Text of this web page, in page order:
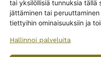
tai yksilöllisiä tunnuksia tällä
jättäminen tai
tiettyihin ominaisuuksiin ja
Hallinnoi palveluita
Yes! I